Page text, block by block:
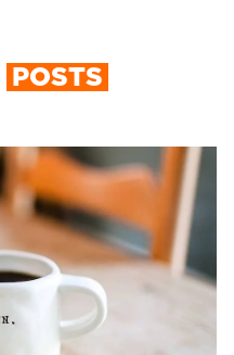
POSTS